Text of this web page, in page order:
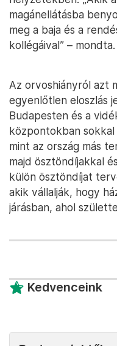
magánellátásba
meg a baja és a
kollégáival” – mondta.
Az orvoshiányról azt
egyenlőtlen eloszlás
Budapesten és a
központokban
mint az ország más
majd ösztöndíjakkal
külön ösztöndíjat
akik vállalják, hogy
járásban, ahol
Kedvenceink